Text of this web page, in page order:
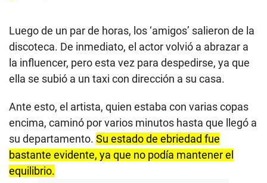
Luego de un par de horas, los ‘amigos’ salieron de la
discoteca. De inmediato, el actor volvió a abrazar a
la influencer, pero esta vez para despedirse, ya que
ella se subió a un taxi con dirección a su casa.
Ante esto, el artista, quien estaba con varias copas
encima, caminó por varios minutos hasta que llegó a
su departamento. Su estado de ebriedad fue
bastante evidente, ya que no podía mantener el
equilibrio.